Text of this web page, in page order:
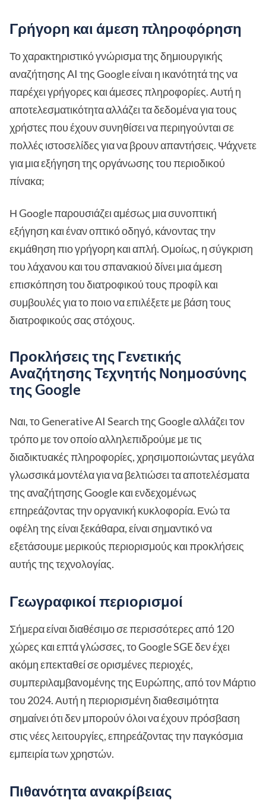
Γρήγορη και άμεση πληροφόρηση
Το χαρακτηριστικό γνώρισμα της δημιουργικής
αναζήτησης AI της Google είναι η ικανότητά της να
παρέχει γρήγορες και άμεσες πληροφορίες. Αυτή η
αποτελεσματικότητα αλλάζει τα δεδομένα για τους
χρήστες που έχουν συνηθίσει να περιηγούνται σε
πολλές ιστοσελίδες για να βρουν απαντήσεις. Ψάχνετε
για μια εξήγηση της οργάνωσης του περιοδικού
πίνακα;
Η Google παρουσιάζει αμέσως μια συνοπτική
εξήγηση και έναν οπτικό οδηγό, κάνοντας την
εκμάθηση πιο γρήγορη και απλή. Ομοίως, η σύγκριση
του λάχανου και του σπανακιού δίνει μια άμεση
επισκόπηση του διατροφικού τους προφίλ και
συμβουλές για το ποιο να επιλέξετε με βάση τους
διατροφικούς σας στόχους.
Προκλήσεις της Γενετικής
Αναζήτησης Τεχνητής Νοημοσύνης
της Google
Ναι, το Generative AI Search της Google αλλάζει τον
τρόπο με τον οποίο αλληλεπιδρούμε με τις
διαδικτυακές πληροφορίες, χρησιμοποιώντας μεγάλα
γλωσσικά μοντέλα για να βελτιώσει τα αποτελέσματα
της αναζήτησης Google και ενδεχομένως
επηρεάζοντας την οργανική κυκλοφορία. Ενώ τα
οφέλη της είναι ξεκάθαρα, είναι σημαντικό να
εξετάσουμε μερικούς περιορισμούς και προκλήσεις
αυτής της τεχνολογίας.
Γεωγραφικοί περιορισμοί
Σήμερα είναι διαθέσιμο σε περισσότερες από 120
χώρες και επτά γλώσσες, το Google SGE δεν έχει
ακόμη επεκταθεί σε ορισμένες περιοχές,
συμπεριλαμβανομένης της Ευρώπης, από τον Μάρτιο
του 2024. Αυτή η περιορισμένη διαθεσιμότητα
σημαίνει ότι δεν μπορούν όλοι να έχουν πρόσβαση
στις νέες λειτουργίες, επηρεάζοντας την παγκόσμια
εμπειρία των χρηστών.
Πιθανότητα ανακρίβειας